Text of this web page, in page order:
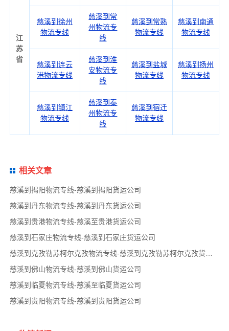
江
苏
省
慈溪到徐州
物流专线
慈溪到常
州物流专
线
慈溪到常熟
物流专线
慈溪到南通
物流专线
慈溪到连云
港物流专线
慈溪到淮
安物流专
线
慈溪到盐城
物流专线
慈溪到扬州
物流专线
慈溪到镇江
物流专线
慈溪到泰
州物流专
线
慈溪到宿迁
物流专线
相关文章
慈溪到揭阳物流专线-慈溪到揭阳货运公司
慈溪到丹东物流专线-慈溪到丹东货运公司
慈溪到贵港物流专线-慈溪至贵港货运公司
慈溪到石家庄物流专线-慈溪到石家庄货运公司
慈溪到克孜勒苏柯尔克孜物流专线-慈溪到克孜勒苏柯尔克孜货运公司
慈溪到佛山物流专线-慈溪到佛山货运公司
慈溪到临夏物流专线-慈溪至临夏货运公司
慈溪到贵阳物流专线-慈溪到贵阳货运公司